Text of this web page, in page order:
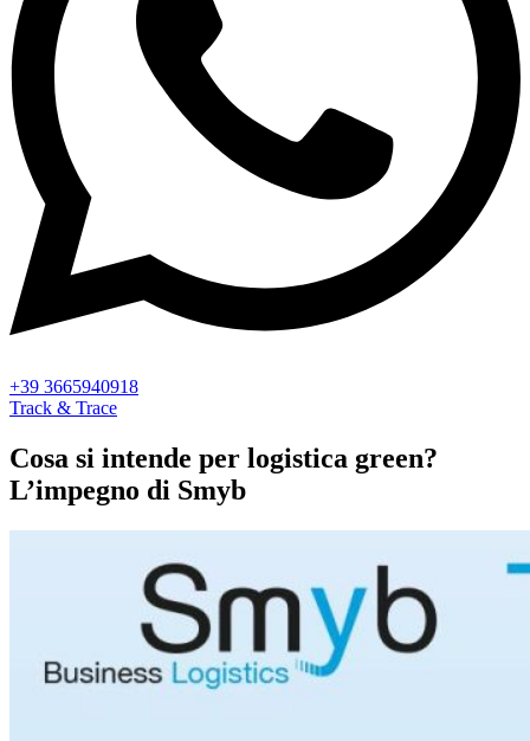
+39 3665940918
Track & Trace
Cosa si intende per logistica green?
L’impegno di Smyb